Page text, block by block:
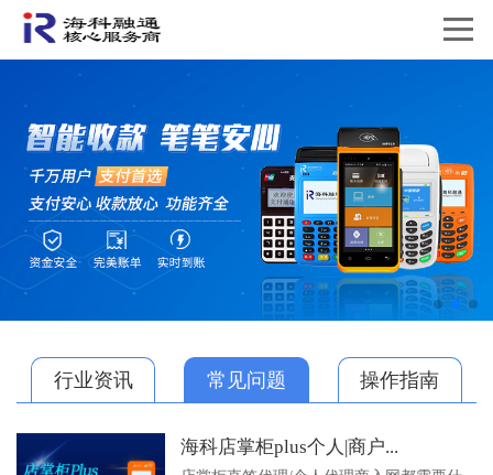
行业资讯 常见问题 操作指南
海科店掌柜plus个人|商户...